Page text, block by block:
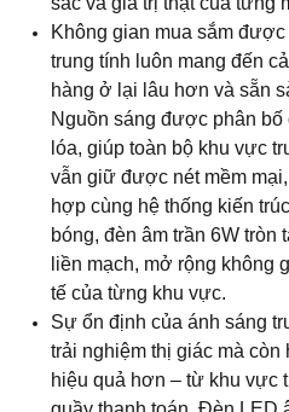
Sự ổn định của ánh sáng
trải nghiệm thị giác mà
hiệu quả hơn – từ khu vực
quầy thanh toán. Đèn LED
pháp chiếu sáng bền vững
mại hiện đại, nơi ánh sáng
mà còn dẫn dắt cảm xúc,
tiên đầy thuyết phục và
Chiếu Sáng Hoàn Hảo
Tinh Tế Đến Từng Chi
Một không gian sống đẹp